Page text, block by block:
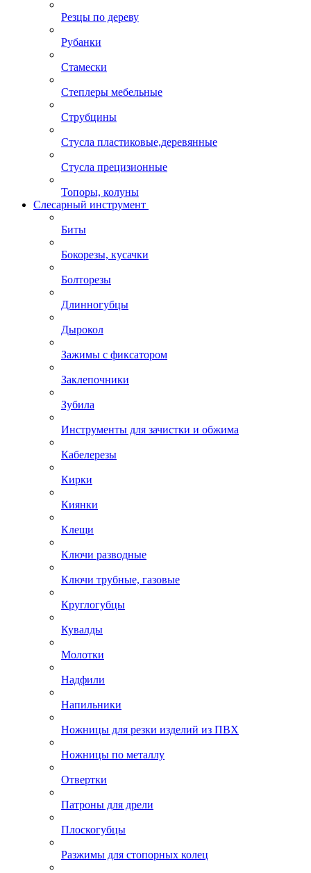
Резцы по дереву
Рубанки
Стамески
Степлеры мебельные
Струбцины
Стусла пластиковые,деревянные
Стусла прецизионные
Топоры, колуны
Слесарный инструмент
Биты
Бокорезы, кусачки
Болторезы
Длинногубцы
Дырокол
Зажимы с фиксатором
Заклепочники
Зубила
Инструменты для зачистки и обжима
Кабелерезы
Кирки
Киянки
Клещи
Ключи разводные
Ключи трубные, газовые
Круглогубцы
Кувалды
Молотки
Надфили
Напильники
Ножницы для резки изделий из ПВХ
Ножницы по металлу
Отвертки
Патроны для дрели
Плоскогубцы
Разжимы для стопорных колец